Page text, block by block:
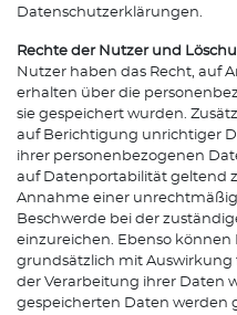
Datenschutzerklärungen.
Rechte der Nutzer und
Nutzer haben das Recht, auf
erhalten über die
sie gespeichert wurden.
auf Berichtigung unrichtiger
ihrer personenbezogenen
auf Datenportabilität geltend
Annahme einer
Beschwerde bei der
einzureichen. Ebenso
grundsätzlich mit
der Verarbeitung ihrer Daten
gespeicherten Daten werden